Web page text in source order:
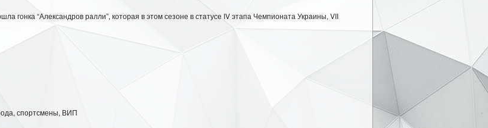
гонка “Александров ралли”, которая в этом сезоне в статусе IV этапа Чемпионата Украины, VII
спортсмены, ВИП